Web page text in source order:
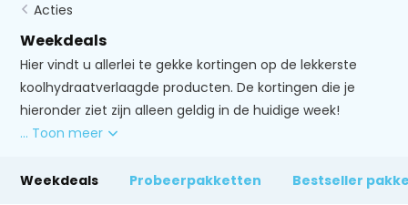
Acties
Weekdeals
Hier vindt u allerlei te gekke kortingen op de lekkerste
koolhydraatverlaagde producten. De kortingen die je
hieronder ziet zijn alleen geldig in de huidige week!
... Toon meer
Weekdeals Probeerpakketten Bestseller